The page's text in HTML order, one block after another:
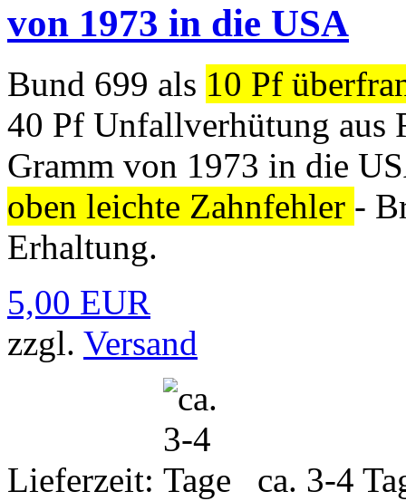
von 1973 in die USA
Bund 699 als 10 Pf
40 Pf Unfallverhütung
Gramm von 1973 in die
oben leichte Zahnfehler -
Erhaltung.
5,00 EUR
zzgl. Versand
Lieferzeit: ca. 3-4